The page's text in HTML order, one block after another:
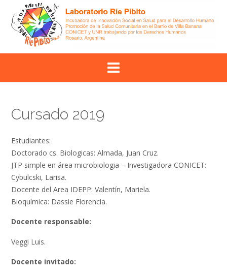
content
Cursado 2019
Estudiantes:
Doctorado cs. Biologicas: Almada, Juan Cruz.
JTP simple en área microbiologia – Investigadora CONICET:
Cybulcski, Larisa.
Docente del Area IDEPP: Valentín, Mariela.
Bioquímica: Dassie Florencia.
Docente responsable:
Veggi Luis.
Docente invitado: